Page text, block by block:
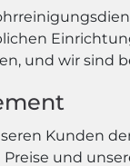
und wir sind
Kunden
und